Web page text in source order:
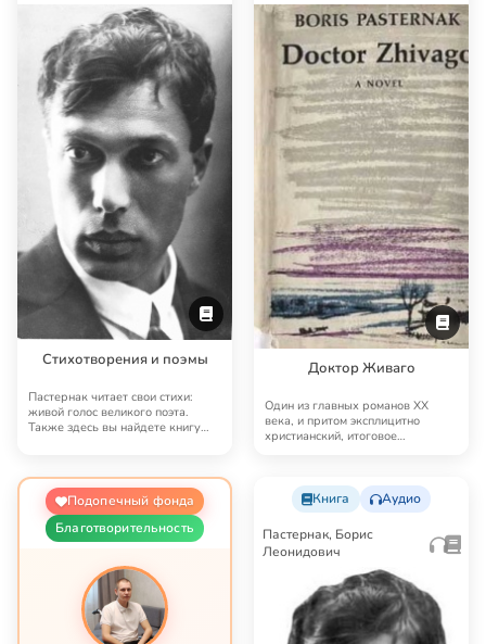
Стихотворения и поэмы
Пастернак читает свои стихи:
живой голос великого поэта.
Также здесь вы найдете книгу
Доктор Живаго
Один из главных романов XX
века, и притом эксплицитно
христианский, итоговое
Подопечный фонда
Благотворительность
Книга Аудио
Пастернак, Борис
Леонидович